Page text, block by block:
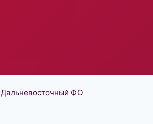
Дальневосточный ФО